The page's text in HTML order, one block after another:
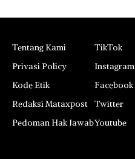
Tentang Kami
Privasi Policy
Kode Etik
Redaksi Mataxpost
Pedoman Hak Jawab
TikTok
Instagram
Facebook
Twitter
Youtube